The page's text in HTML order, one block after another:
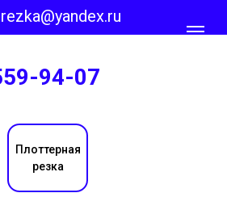
94-07
Плоттерная
резка